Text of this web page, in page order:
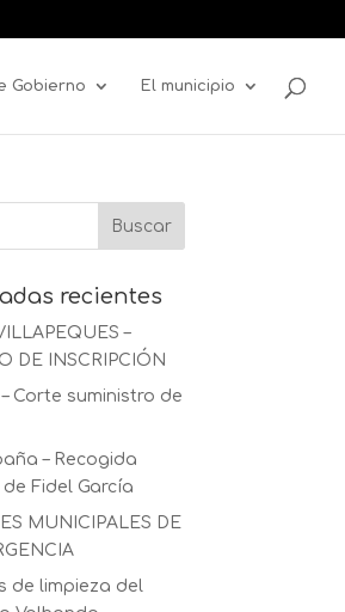
Gobierno El municipio
recientes
–
DE INSCRIPCIÓN
Corte suministro de
– Recogida
Fidel García
MUNICIPALES DE
de limpieza del